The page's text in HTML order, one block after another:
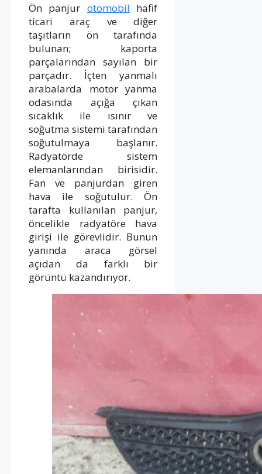
Ön panjur otomobil hafif
ticari araç ve diğer
taşıtların ön tarafında
bulunan; kaporta
parçalarından sayılan bir
parçadır. İçten yanmalı
arabalarda motor yanma
odasında açığa çıkan
sıcaklık ile ısınır ve
soğutma sistemi tarafından
soğutulmaya başlanır.
Radyatörde sistem
elemanlarından birisidir.
Fan ve panjurdan giren
hava ile soğutulur. Ön
tarafta kullanılan panjur,
öncelikle radyatöre hava
girişi ile görevlidir. Bunun
yanında araca görsel
açıdan da farklı bir
görüntü kazandırıyor.